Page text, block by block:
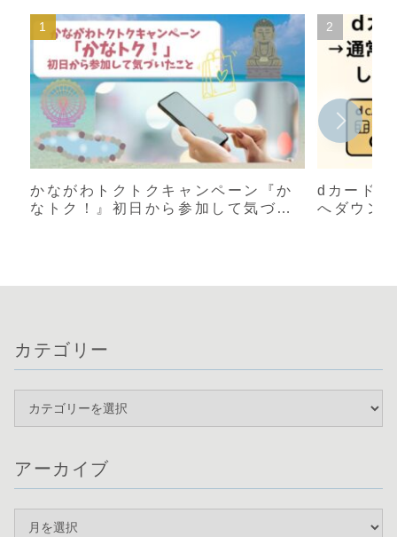
かながわトクトクキャンペーン『か
なトク！』初日から参加して気づい
dカード
へダウン
カテゴリー
アーカイブ